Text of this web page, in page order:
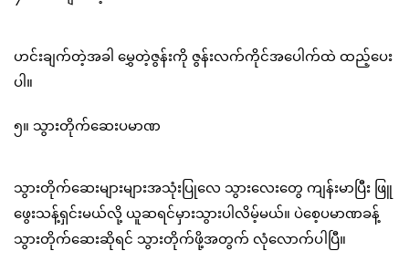
ဟင်းချက်တဲ့အခါ မွှေတဲ့ဇွန်းကို ဇွန်းလက်ကိုင်အပေါက်ထဲ ထည့်ပေး
ပါ။
၅။ သွားတိုက်ဆေးပမာဏ
သွားတိုက်ဆေးများများအသုံးပြုလေ သွားလေးတွေ ကျန်းမာပြီး ဖြူ
ဖွေးသန့်ရှင်းမယ်လို့ ယူဆရင်မှားသွားပါလိမ့်မယ်။ ပဲစေ့ပမာဏခန့်
သွားတိုက်ဆေးဆိုရင် သွားတိုက်ဖို့အတွက် လုံလောက်ပါပြီ။